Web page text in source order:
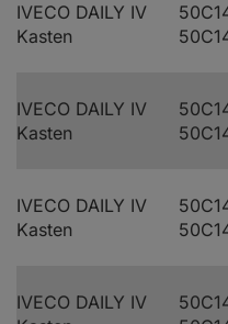
IVECO DAILY IV
Kasten
IVECO DAILY IV
Kasten
IVECO DAILY IV
Kasten
IVECO DAILY IV